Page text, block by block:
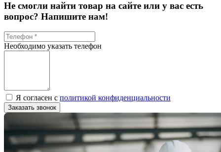
Не смогли найти товар на сайте или у вас есть
вопрос? Напишите нам!
Необходимо указать телефон
Я согласен с политикой конфиденциальности
Заказать звонок